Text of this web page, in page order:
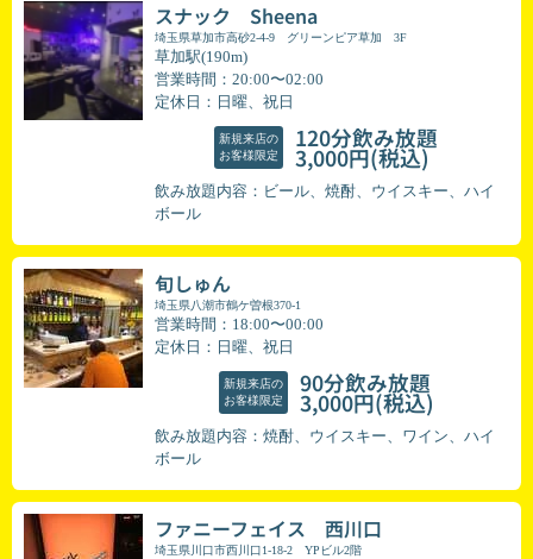
スナック Sheena
埼玉県草加市高砂2-4-9 グリーンピア草加 3F
草加駅(190m)
営業時間：20:00〜02:00
定休日：日曜、祝日
新規来店の
お客様限定
120分飲み放題
3,000円(税込)
飲み放題内容：ビール、焼酎、ウイスキー、ハイ
ボール
旬しゅん
埼玉県八潮市鶴ケ曽根370-1
営業時間：18:00〜00:00
定休日：日曜、祝日
新規来店の
お客様限定
90分飲み放題
3,000円(税込)
飲み放題内容：焼酎、ウイスキー、ワイン、ハイ
ボール
ファニーフェイス 西川口
埼玉県川口市西川口1-18-2 YPビル2階